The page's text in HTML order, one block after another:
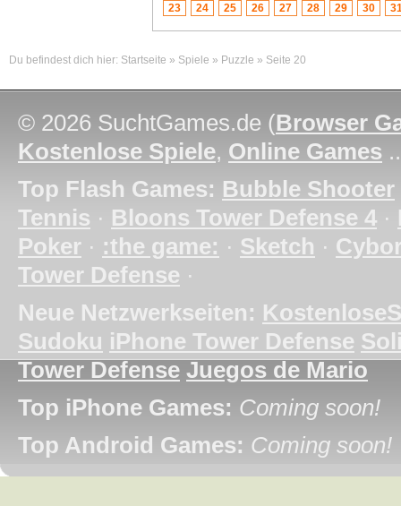
23
24 25 26 27 28 29 30
Du befindest dich hier: Startseite » Spiele » Puzzle » Seite 20
© 2026 SuchtGames.de (Browser
Kostenlose Spiele, Online Games
Top Flash Games: Bubble Shooter
Tennis · Bloons Tower Defense 4 ·
Poker · :the game: · Sketch ·
Tower Defense ·
Neue Netzwerkseiten:
Sudoku iPhone Tower Defense
Tower Defense Juegos de Mario
Top iPhone Games: Coming soon!
Top Android Games: Coming soon!